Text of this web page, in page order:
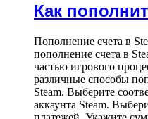
Как
Пополнение счета в
пополнение счета в
частью игрового
различные способы
Steam. Выберите
аккаунта Steam.